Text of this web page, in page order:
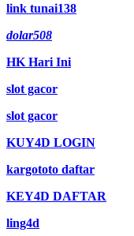
link tunai138
dolar508
HK Hari Ini
slot gacor
slot gacor
KUY4D LOGIN
kargototo daftar
KEY4D DAFTAR
ling4d